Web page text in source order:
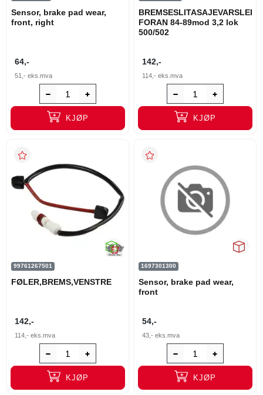
Sensor, brake pad wear,
front, right
64,-
51,- eks.mva
KJØP
BREMSESLITASAJEVARSLER
FORAN 84-89mod 3,2 lok
500/502
142,-
114,- eks.mva
KJØP
99761267501
FØLER,BREMS,VENSTRE
142,-
114,- eks.mva
KJØP
1697301300
Sensor, brake pad wear,
front
54,-
43,- eks.mva
KJØP